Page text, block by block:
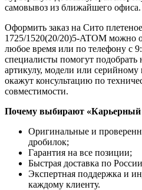
самовывоз из ближайшего офиса.
Оформить заказ на Сито
1725/1520(20/20)5-ATOM можно
любое время или по телефону с
специалисты помогут
артикулу, модели или
окажут консультацию по
совместимости.
Почему выбирают «Карьерный
Оригинальные и
дробилок;
Гарантия на все позиции;
Быстрая доставка по
Экспертная поддержка и
каждому клиенту.